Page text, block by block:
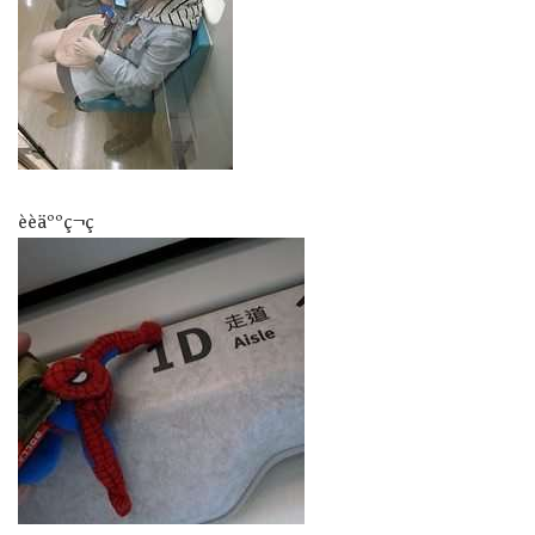
èèäººç¬ç